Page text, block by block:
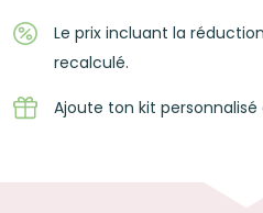
Le prix incluant la
recalculé.
Ajoute ton kit personnalisé